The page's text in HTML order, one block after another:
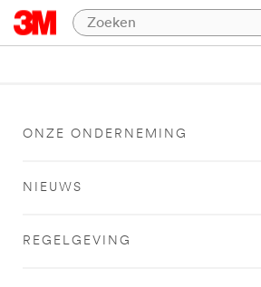
ONZE ONDERNEMING
NIEUWS
REGELGEVING